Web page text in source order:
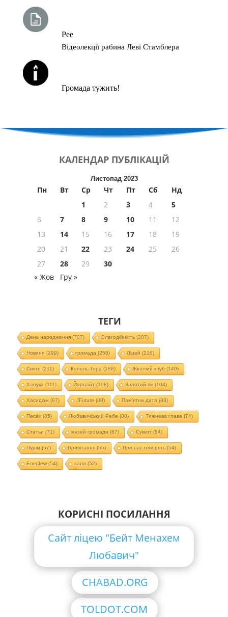
Рее
Відеолекції рабина Леві Стамблера
Громада тужить!
КАЛЕНДАР ПУБЛІКАЦІЙ
Листопад 2023
Пн Вт Ср Чт Пт Сб
Нд
1
2 3 4
5
6
7 8 9 10 11
12
13
14 15 16 17 18
19
20
21 22 23 24 25
26
27
28 29
30
« Жов
Гру »
ТЕГИ
День народження(707) Благодійність(307)
Новини (299) громада (265) Ліцей (216)
Свято (211) Колель Тора (188) Жіночий клуб (149)
Ханука (111) Йорцайт (108) Золотий вік(104)
Хасидізм (97) JFuture (88) Пам'ятна дата (88)
Песах(85) Любавичський Ребе (80) Тижнева глава (74)
Статьи (71) музей громади (67) Суккот (64)
Пурім (57) Привітання(55) Про нас говорять(54)
EnerJew(54) хали (52)
КОРИСНІ ПОСИЛАННЯ
Сайт ліцею "Бейт Менахем
Любавич"
CHABAD.ORG
TOLDOT.COM